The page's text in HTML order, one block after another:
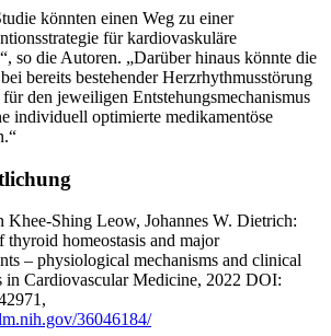
könnten einen Weg zu einer
für kardiovaskuläre
so die Autoren. „Darüber hinaus könnte die
bereits bestehender Herzrhythmusstörung
den jeweiligen Entstehungsmechanismus
individuell optimierte medikamentöse
Shing Leow, Johannes W. Dietrich:
homeostasis and major
– physiological mechanisms and clinical
in Cardiovascular Medicine, 2022 DOI:
36046184/